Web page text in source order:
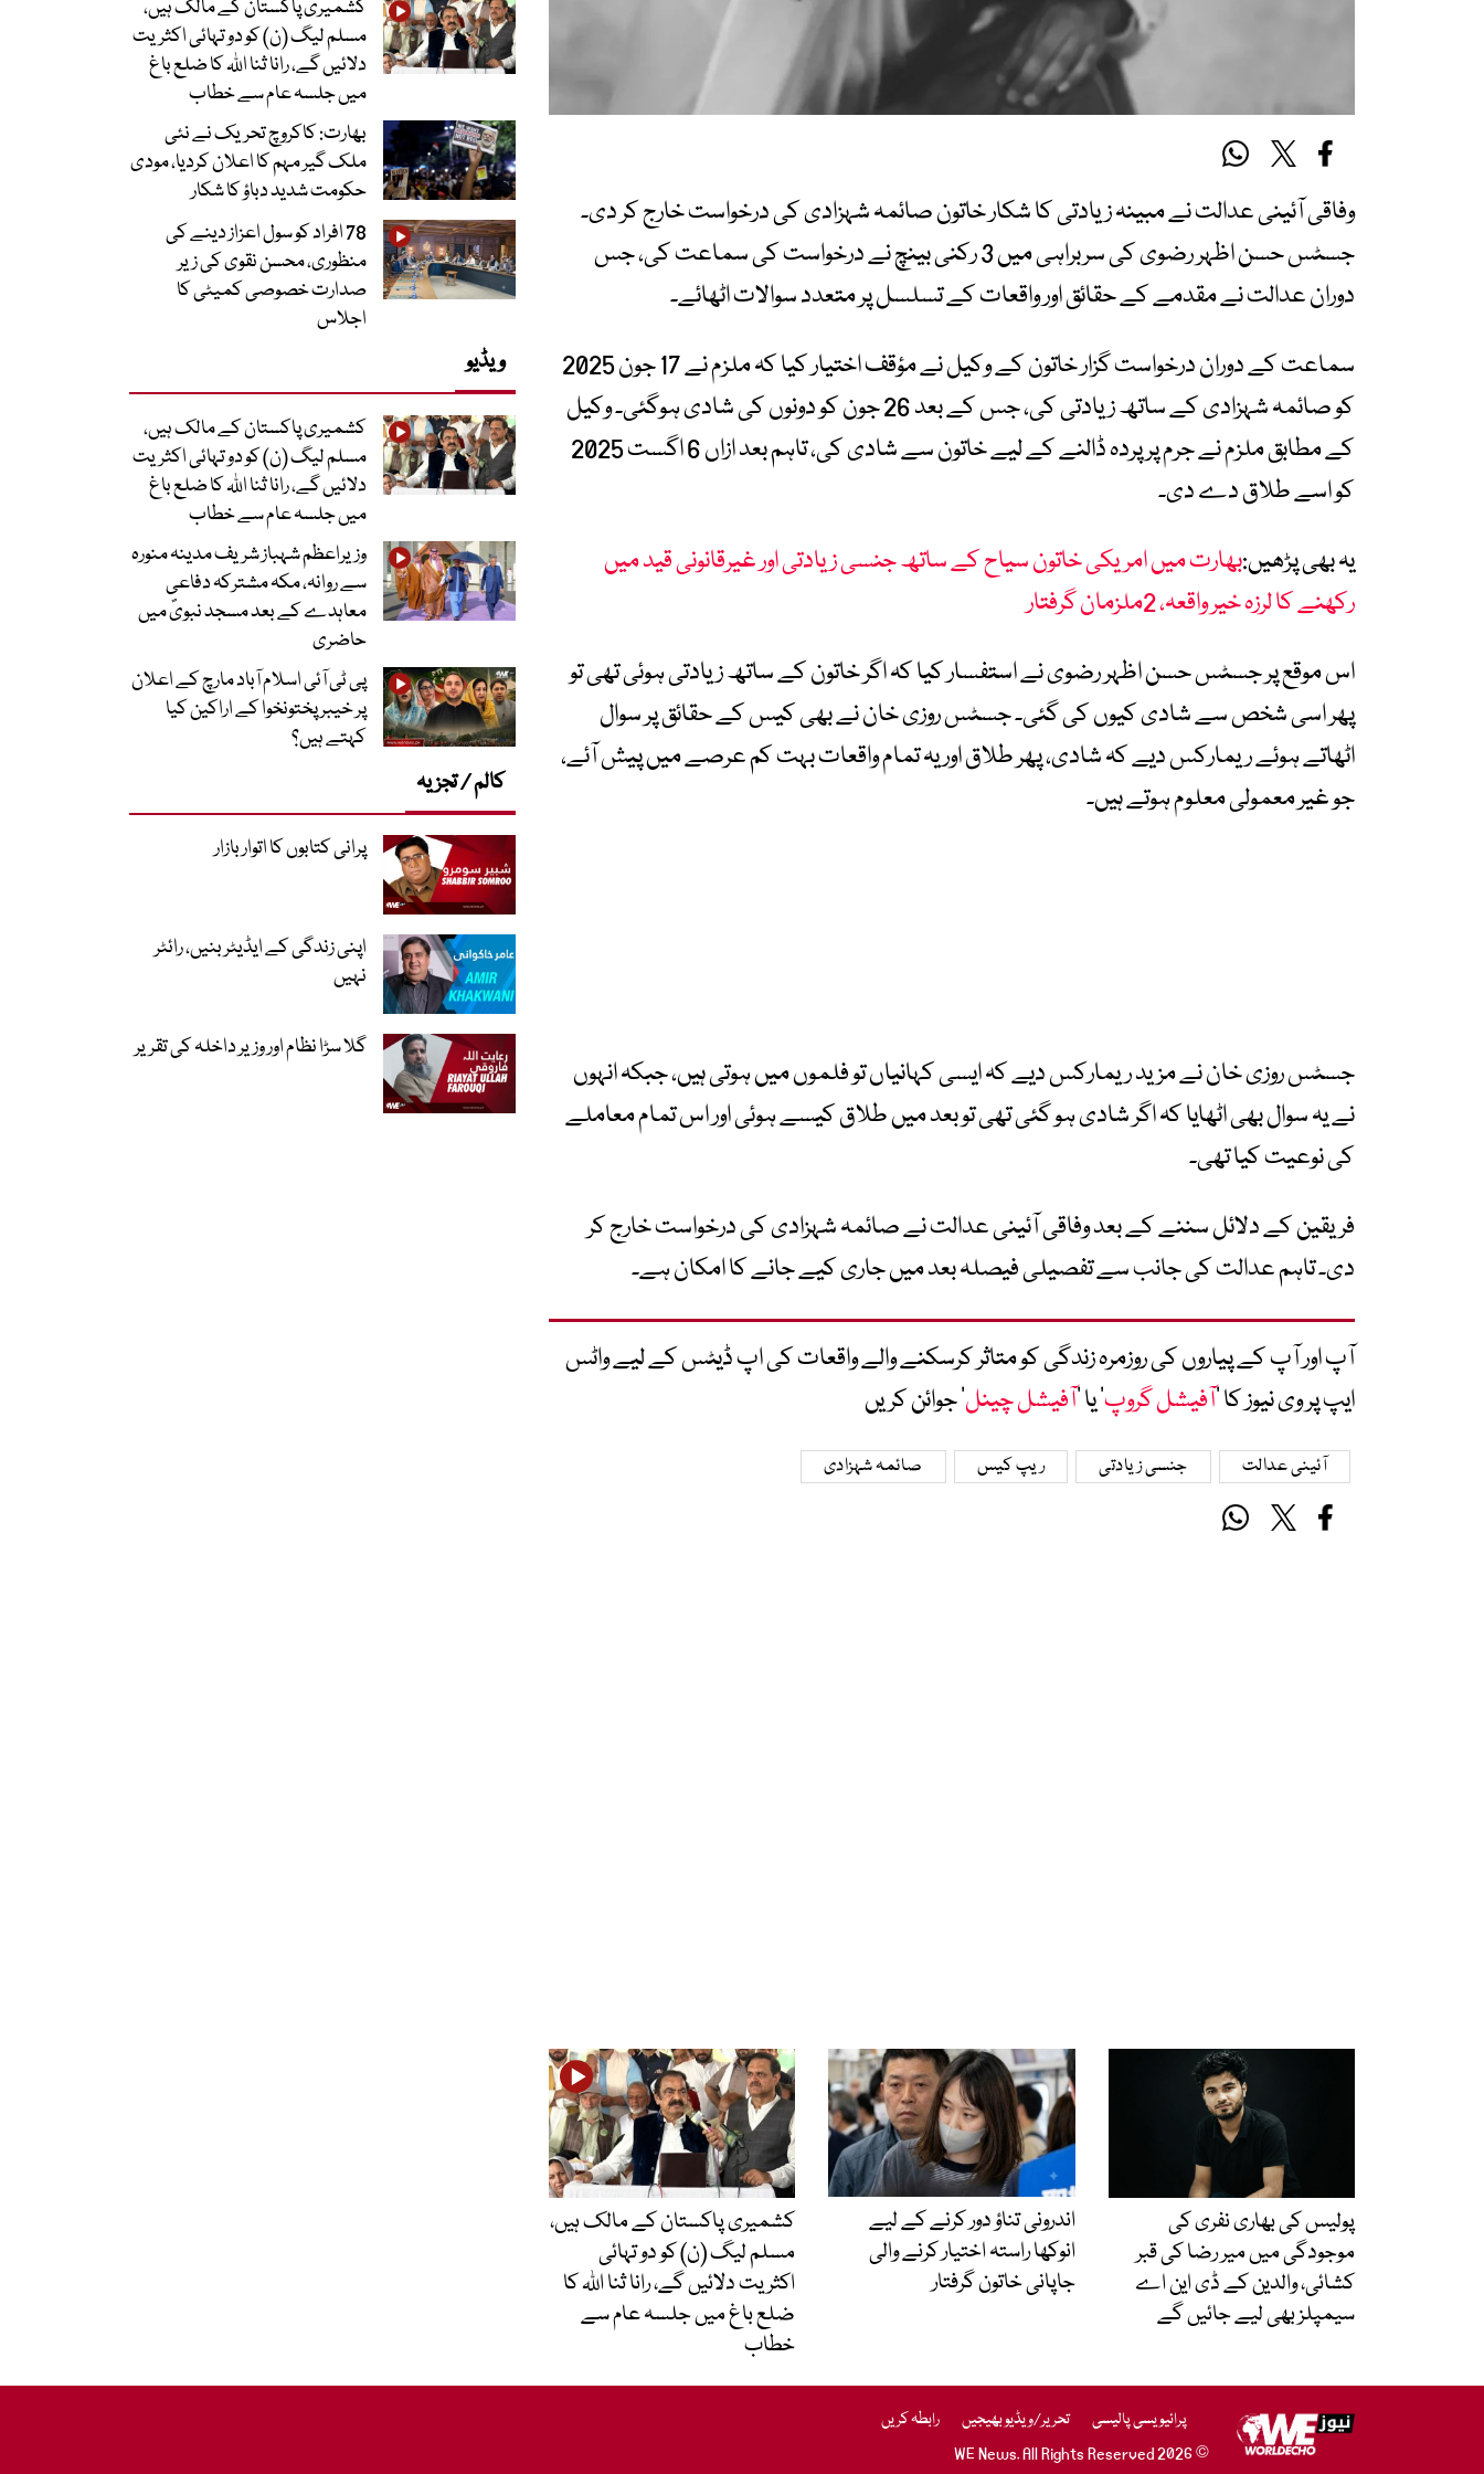
وفاقی آئینی عدالت نے مبینہ زیادتی کا شکار خاتون صائمہ شہزادی کی درخواست خارج کر دی۔
جسٹس حسن اظہر رضوی کی سربراہی میں 3 رکنی بینچ نے درخواست کی سماعت کی، جس
دوران عدالت نے مقدمے کے حقائق اور واقعات کے تسلسل پر متعدد سوالات اٹھائے۔
سماعت کے دوران درخواست گزار خاتون کے وکیل نے مؤقف اختیار کیا کہ ملزم نے 17 جون 2025
کو صائمہ شہزادی کے ساتھ زیادتی کی، جس کے بعد 26 جون کو دونوں کی شادی ہوگئی۔ وکیل
کے مطابق ملزم نے جرم پر پردہ ڈالنے کے لیے خاتون سے شادی کی، تاہم بعد ازاں 6 اگست 2025
کو اسے طلاق دے دی۔
یہ بھی پڑھیں:بھارت میں امریکی خاتون سیاح کے ساتھ جنسی زیادتی اور غیرقانونی قید میں
رکھنے کا لرزہ خیر واقعہ، 2ملزمان گرفتار
اس موقع پر جسٹس حسن اظہر رضوی نے استفسار کیا کہ اگر خاتون کے ساتھ زیادتی ہوئی تھی تو
پھر اسی شخص سے شادی کیوں کی گئی۔ جسٹس روزی خان نے بھی کیس کے حقائق پر سوال
اٹھاتے ہوئے ریمارکس دیے کہ شادی، پھر طلاق اور یہ تمام واقعات بہت کم عرصے میں پیش آئے،
جو غیر معمولی معلوم ہوتے ہیں۔
جسٹس روزی خان نے مزید ریمارکس دیے کہ ایسی کہانیاں تو فلموں میں ہوتی ہیں، جبکہ انہوں
نے یہ سوال بھی اٹھایا کہ اگر شادی ہو گئی تھی تو بعد میں طلاق کیسے ہوئی اور اس تمام معاملے
کی نوعیت کیا تھی۔
فریقین کے دلائل سننے کے بعد وفاقی آئینی عدالت نے صائمہ شہزادی کی درخواست خارج کر
دی۔ تاہم عدالت کی جانب سے تفصیلی فیصلہ بعد میں جاری کیے جانے کا امکان ہے۔
آپ اور آپ کے پیاروں کی روزمرہ زندگی کو متاثر کرسکنے والے واقعات کی اپ ڈیٹس کے لیے واٹس
ایپ پر وی نیوز کا ’آفیشل گروپ‘ یا ’آفیشل چینل‘ جوائن کریں
آئینی عدالت جنسی زیادتی ریپ کیس صائمہ شہزادی
پولیس کی بھاری نفری کی
موجودگی میں میر رضا کی قبر
کشائی، والدین کے ڈی این اے
سیمپلز بھی لیے جائیں گے
اندرونی تناؤ دور کرنے کے لیے
انوکھا راستہ اختیار کرنے والی
جاپانی خاتون گرفتار
کشمیری پاکستان کے مالک ہیں،
مسلم لیگ (ن) کو دو تہائی
اکثریت دلائیں گے، رانا ثنا اللہ کا
ضلع باغ میں جلسہ عام سے
خطاب
کشمیری پاکستان کے مالک ہیں،
مسلم لیگ (ن) کو دو تہائی اکثریت
دلائیں گے، رانا ثنا اللہ کا ضلع باغ
میں جلسہ عام سے خطاب
بھارت: کاکروچ تحریک نے نئی
ملک گیر مہم کا اعلان کردیا، مودی
حکومت شدید دباؤ کا شکار
78 افراد کو سول اعزاز دینے کی
منظوری، محسن نقوی کی زیر
صدارت خصوصی کمیٹی کا
اجلاس
ویڈیو
کشمیری پاکستان کے مالک ہیں،
مسلم لیگ (ن) کو دو تہائی اکثریت
دلائیں گے، رانا ثنا اللہ کا ضلع باغ
میں جلسہ عام سے خطاب
وزیراعظم شہباز شریف مدینہ منورہ
سے روانہ، مکہ مشترکہ دفاعی
معاہدے کے بعد مسجد نبویؐ میں
حاضری
پی ٹی آئی اسلام آباد مارچ کے اعلان
پر خیبر پختونخوا کے اراکین کیا
کہتے ہیں؟
کالم / تجزیہ
پرانی کتابوں کا اتوار بازار
اپنی زندگی کے ایڈیٹر بنیں، رائٹر
نہیں
گلا سڑا نظام اور وزیر داخلہ کی تقریر
پرائیویسی پالیسی تحریر/ویڈیو بھیجیں
رابطہ کریں
© 2026 WE News. All Rights Reserved